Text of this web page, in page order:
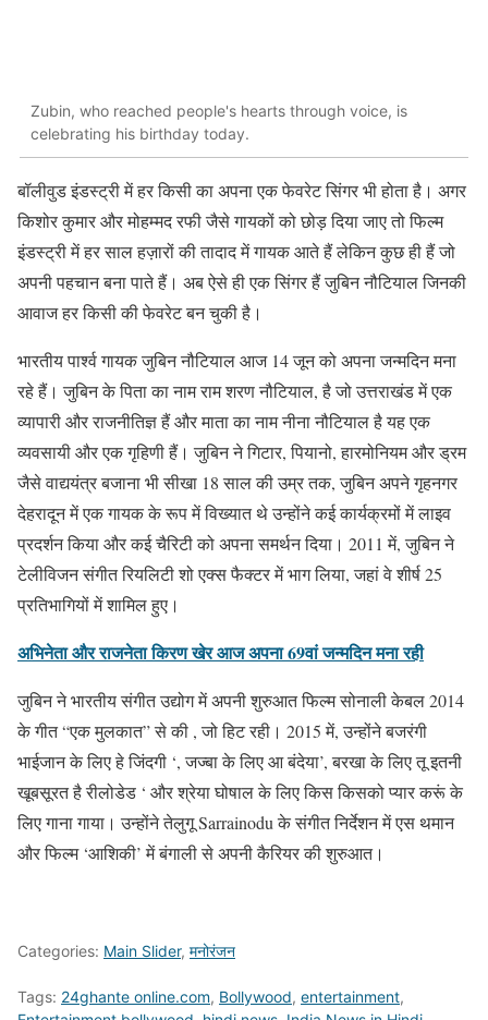
Zubin, who reached people's hearts through voice, is
celebrating his birthday today.
बॉलीवुड इंडस्ट्री में हर किसी का अपना एक फेवरेट सिंगर भी होता है। अगर
किशोर कुमार और मोहम्मद रफी जैसे गायकों को छोड़ दिया जाए तो फिल्म
इंडस्ट्री में हर साल हज़ारों की तादाद में गायक आते हैं लेकिन कुछ ही हैं जो
अपनी पहचान बना पाते हैं। अब ऐसे ही एक सिंगर हैं जुबिन नौटियाल जिनकी
आवाज हर किसी की फेवरेट बन चुकी है।
भारतीय पार्श्व गायक जुबिन नौटियाल आज 14 जून को अपना जन्मदिन मना
रहे हैं। जुबिन के पिता का नाम राम शरण नौटियाल, है जो उत्तराखंड में एक
व्यापारी और राजनीतिज्ञ हैं और माता का नाम नीना नौटियाल है यह एक
व्यवसायी और एक गृहिणी हैं। जुबिन ने गिटार, पियानो, हारमोनियम और ड्रम
जैसे वाद्ययंत्र बजाना भी सीखा 18 साल की उम्र तक, जुबिन अपने गृहनगर
देहरादून में एक गायक के रूप में विख्यात थे उन्होंने कई कार्यक्रमों में लाइव
प्रदर्शन किया और कई चैरिटी को अपना समर्थन दिया। 2011 में, जुबिन ने
टेलीविजन संगीत रियलिटी शो एक्स फैक्टर में भाग लिया, जहां वे शीर्ष 25
प्रतिभागियों में शामिल हुए।
अभिनेता और राजनेता किरण खेर आज अपना 69वां जन्मदिन मना रही
जुबिन ने भारतीय संगीत उद्योग में अपनी शुरुआत फिल्म सोनाली केबल 2014
के गीत “एक मुलकात” से की , जो हिट रही। 2015 में, उन्होंने बजरंगी
भाईजान के लिए हे जिंदगी ‘, जज्बा के लिए आ बंदेया’, बरखा के लिए तू इतनी
खूबसूरत है रीलोडेड ‘ और श्रेया घोषाल के लिए किस किसको प्यार करूं के
लिए गाना गाया। उन्होंने तेलुगू Sarrainodu के संगीत निर्देशन में एस थमान
और फिल्म ‘आशिकी’ में बंगाली से अपनी कैरियर की शुरुआत।
Categories: Main Slider, मनोरंजन
Tags: 24ghante online.com, Bollywood, entertainment,